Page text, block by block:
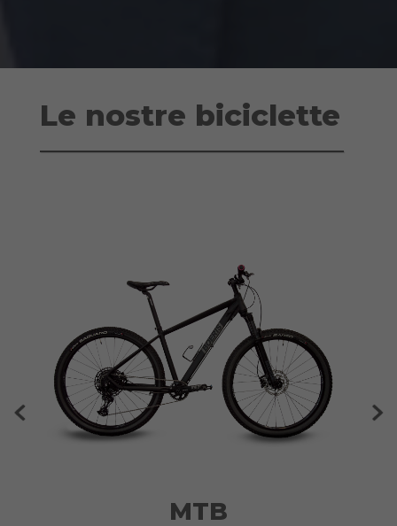
Le nostre biciclette
MTB
City Bike